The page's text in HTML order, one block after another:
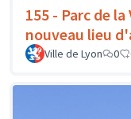
155 - Parc de
nouveau lieu
Ville de Lyon
0